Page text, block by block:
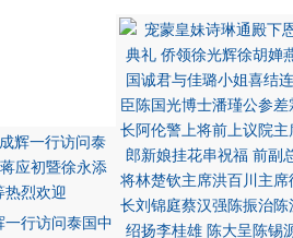
一行访问泰国中